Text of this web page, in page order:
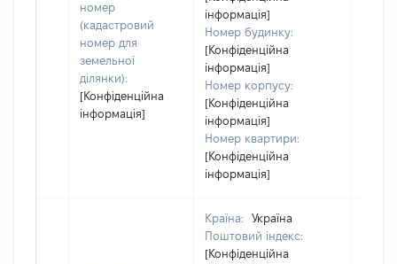
номер
(кадастровий
номер для
земельної
ділянки):
[Конфіденційна
інформація]
інформація]
Номер будинку:
[Конфіденційна
інформація]
Номер корпусу:
[Конфіденційна
інформація]
Номер квартири:
[Конфіденційна
інформація]
Країна:
Україна
Поштовий індекс:
[Конфіденційна